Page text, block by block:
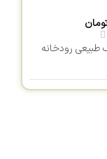
طبیعی رودخانه